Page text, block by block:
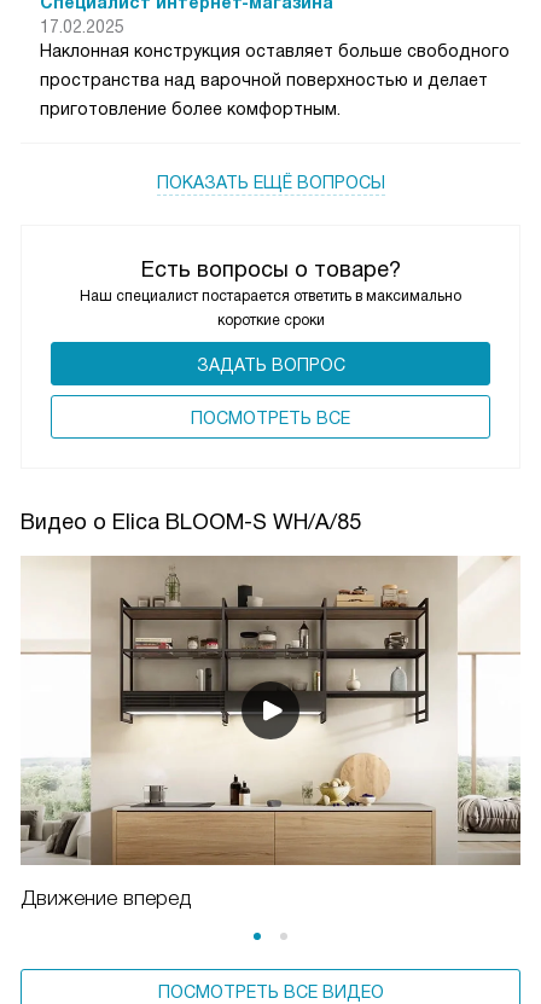
Есть вопросы о товаре?
Наш специалист постарается ответить в максимально
короткие сроки
ЗАДАТЬ ВОПРОС
ПОCМОТРЕТЬ ВСЕ
17.02.2025
Наклонная конструкция оставляет больше свободного
пространства над варочной поверхностью и делает
приготовление более комфортным.
ПОКАЗАТЬ ЕЩЁ ВОПРОСЫ
Видео о Elica BLOOM-S WH/A/85
Движение вперед
ПОСМОТРЕТЬ ВСЕ ВИДЕО